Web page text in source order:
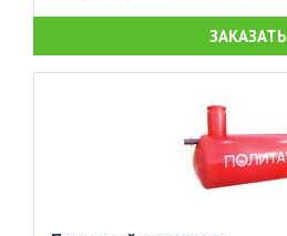
ЗАКАЗАТЬ